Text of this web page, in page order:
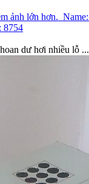
dư hơi nhiều lỗ ...